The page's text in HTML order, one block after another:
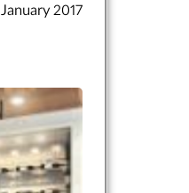
January 2017